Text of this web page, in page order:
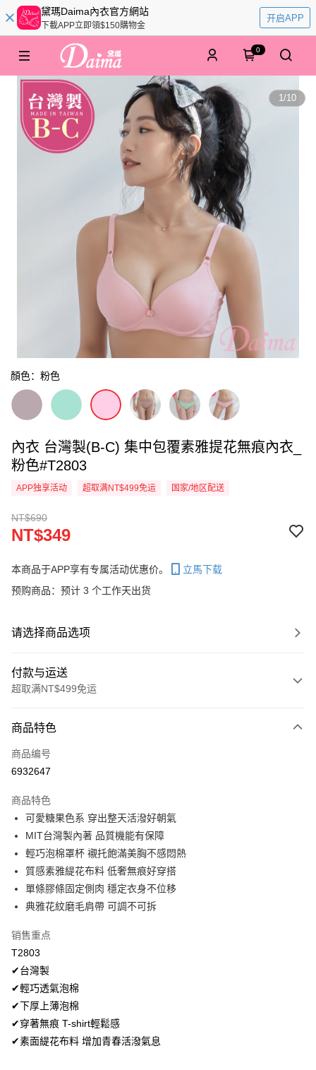
黛瑪Daima內衣官方網站
下載APP立即領$150購物金
开启APP
0
1/10
顏色：粉色
內衣 台灣製(B-C) 集中包覆素雅提花無痕內衣_
粉色#T2803
APP独享活动 超取满NT$499免运 国家/地区配送
NT$690
NT$349
本商品于APP享有专属活动优惠价。
立馬下载
预购商品：预计 3 个工作天出货
请选择商品选项
付款与运送
超取满NT$499免运
信用卡一次付款
超商取货付款
Apple Pay
街口支付
悠遊付
Plus PAY
相关说明
【大哥付你分期使用说明】
1. 本服务由台湾大哥大提供，电信用户可立即使用无须另外申请。（限个人
月租型门号，不开放公司户及预付卡使用）
2. 付款方式选择 “大哥付你分期”，订单成立后会自动跳转到大哥付的交易流
程，验证手机门号后，选择欲分期的期数、缴款截止日，确认付款后即完成
3. 实际核准额度、可分期数及费用金额请依后续交易确认页面所载为准。
4. 订单成立30分钟内，如未前往确认交易或遇审核未通过，订单将自动取
一、關於 AFTEE先享後付
1. 於付款方式選擇AFTEE先享後付，將跳出AFTEE先享後付手機驗證視
窗。
2. 進行簡訊驗證之後，即可完成結帳手續。
3. 訂單確認後不需事先繳費，商品會配送至您的指定地址。
Hami Point
相关说明
「Hami Point」为中华电信所提供之积分服务，可于会员专区绑定中华电信
商品特色
商品编号
6932647
商品特色
可愛糖果色系 穿出整天活潑好朝氣
MIT台灣製內著 品質機能有保障
輕巧泡棉罩杯 襯托飽滿美胸不感悶熱
質感素雅緹花布料 低奢無痕好穿搭
單條膠條固定側肉 穩定衣身不位移
典雅花紋磨毛肩帶 可調不可拆
销售重点
T2803
✔台灣製
✔輕巧透氣泡棉
✔下厚上薄泡棉
✔穿著無痕 T-shirt輕鬆感
✔素面緹花布料 增加青春活潑氣息